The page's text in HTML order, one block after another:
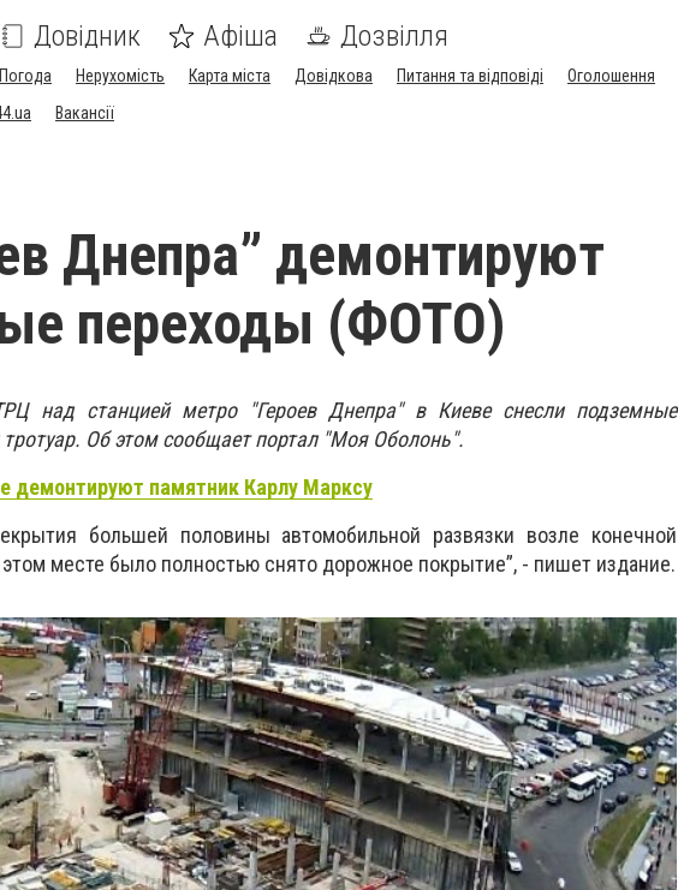
Довідник Афіша Дозвілля
Погода Нерухомість Карта міста Довідкова Питання та відповіді
Оголошення
Вакансії
Днепра” демонтируют
переходы (ФОТО)
над станцией метро "Героев Днепра" в Киеве снесли подземные
Об этом сообщает портал "Моя Оболонь".
демонтируют памятник Карлу Марксу
большей половины автомобильной развязки возле конечной
месте было полностью снято дорожное покрытие”, - пишет издание.